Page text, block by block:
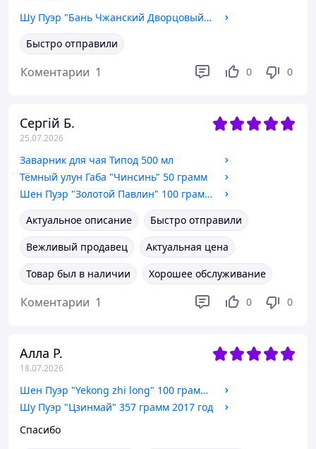
Шу Пуэр "Бань Чжанский Дворцовый" 100 грамм 2015 год
Быстро отправили
Коментарии 1 0 0
Сергій Б.
25.07.2026
Заварник для чая Типод 500 мл
Тёмный улун Габа "Чинсинь" 50 грамм
Шен Пуэр "Золотой Павлин" 100 грамм 2021 год
Актуальное описание
Быстро отправили
Вежливый продавец
Актуальная цена
Товар был в наличии
Хорошее обслуживание
Коментарии 1 0 0
Алла Р.
18.07.2026
Шен Пуэр "Yekong zhi long" 100 грамм 2013 год
Шу Пуэр "Цзинмай" 357 грамм 2017 год
Спасибо